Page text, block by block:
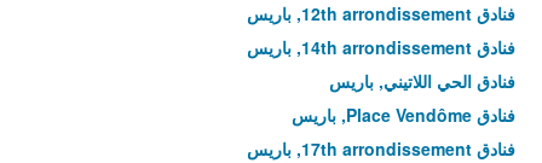
فنادق 12th arrondissement, باريس
فنادق 14th arrondissement, باريس
فنادق الحي اللاتيني, باريس
فنادق Place Vendôme, باريس
فنادق 17th arrondissement, باريس